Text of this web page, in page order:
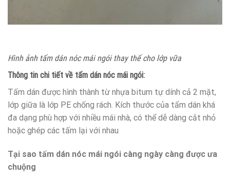
Hình ảnh tấm dán nóc mái ngói thay thế cho lớp vữa
Thông tin chi tiết về tấm dán nóc mái ngói:
Tấm dán được hình thành từ nhựa bitum tự dính cả 2 mặt,
lớp giữa là lớp PE chống rách. Kích thước của tấm dán khá
đa dạng phù hợp với nhiều mái nhà, có thể dễ dàng cắt nhỏ
hoặc ghép các tấm lại với nhau
Tại sao tấm dán nóc mái ngói càng ngày càng được ưa
chuộng